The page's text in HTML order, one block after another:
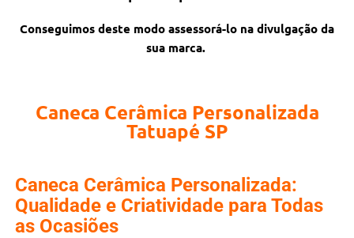
Conseguimos deste modo assessorá-lo na divulgação da
sua marca.
Caneca Cerâmica Personalizada
Tatuapé SP
Caneca Cerâmica Personalizada:
Qualidade e Criatividade para Todas
as Ocasiões